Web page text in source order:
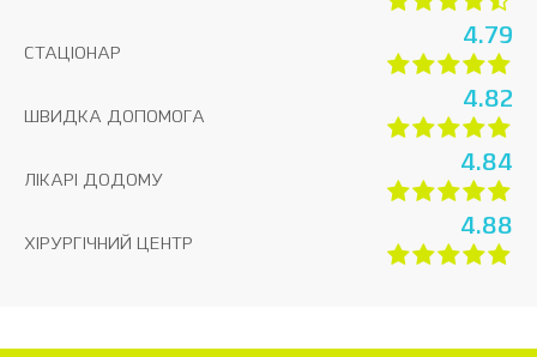
СТАЦІОНАР
4.79
ШВИДКА ДОПОМОГА
4.82
ЛІКАРІ ДОДОМУ
4.84
ХІРУРГІЧНИЙ ЦЕНТР
4.88